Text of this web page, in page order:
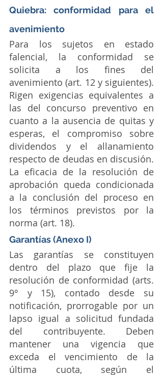
Quiebra: conformidad para el
avenimiento
Para los sujetos en estado
falencial, la conformidad se
solicita a los fines del
avenimiento (art. 12 y siguientes).
Rigen exigencias equivalentes a
las del concurso preventivo en
cuanto a la ausencia de quitas y
esperas, el compromiso sobre
dividendos y el allanamiento
respecto de deudas en discusión.
La eficacia de la resolución de
aprobación queda condicionada
a la conclusión del proceso en
los términos previstos por la
norma (art. 18).
Garantías (Anexo I)
Las garantías se constituyen
dentro del plazo que fije la
resolución de conformidad (arts.
9° y 15), contado desde su
notificación, prorrogable por un
lapso igual a solicitud fundada
del contribuyente. Deben
mantener una vigencia que
exceda el vencimiento de la
última cuota, según el